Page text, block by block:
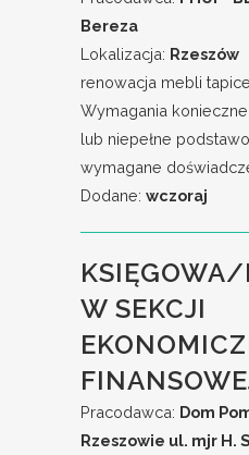
Bereza
Lokalizacja: Rzeszów
renowacja mebli
Wymagania
lub niepełne
wymagane
Dodane: wczoraj
W SEKCJI
Pracodawca: Dom
Rzeszowie ul. mjr H.